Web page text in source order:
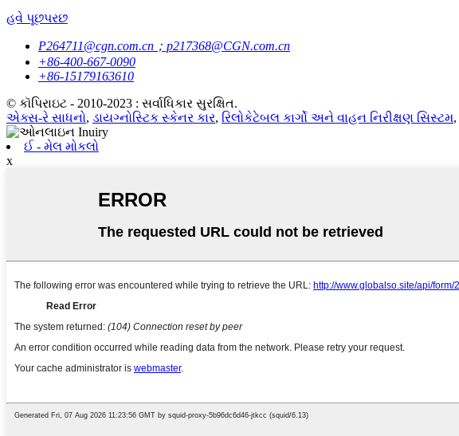
હવે પૂછપરછ
P264711@cgn.com.cn；p217368@CGN.com.cn
+86-400-667-0090
+86-15179163610
© કૉપિરાઇટ - 2010-2023 : સર્વાધિકાર સુરક્ષિત.
એક્સ-રે સાધનો, ડાયગ્નોસ્ટિક સ્કેનર કાર, રિલોકેટેબલ કાર્ગો અને વાહન નિરીક્ષણ સિસ્ટમ,
ઈ - મેલ મોકલો
x